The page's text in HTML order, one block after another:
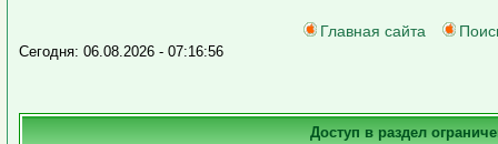
Главная сайта
Сегодня: 06.08.2026 - 07:16:56
Доступ в раздел